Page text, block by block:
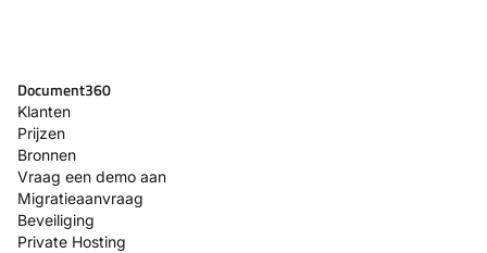
Document360
Klanten
Prijzen
Bronnen
Vraag een demo aan
Migratieaanvraag
Beveiliging
Private Hosting